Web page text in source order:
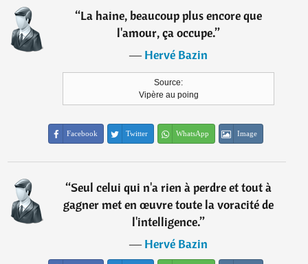
“La haine, beaucoup plus encore que
l'amour, ça occupe.”
―Hervé Bazin
Source:
Vipère au poing
Facebook Twitter WhatsApp Image
“Seul celui qui n'a rien à perdre et tout à
gagner met en œuvre toute la voracité de
l'intelligence.”
―Hervé Bazin